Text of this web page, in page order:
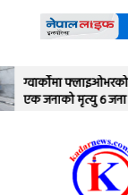
contentबस ठोक्किदा